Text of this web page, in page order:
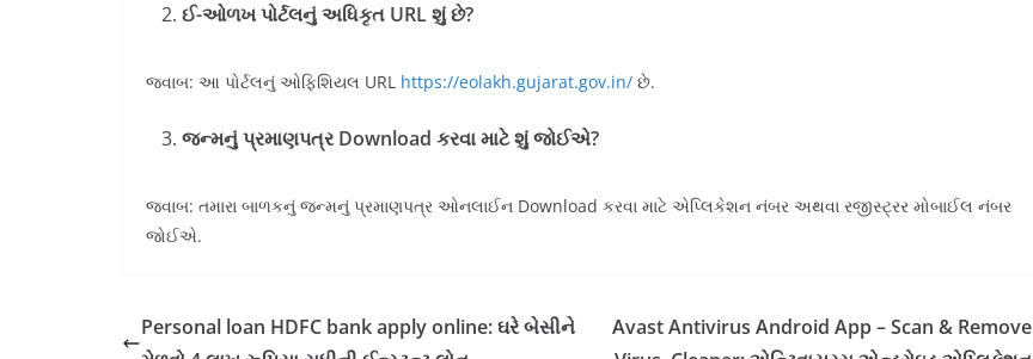
ઈ-ઓળખ પોર્ટલનું અધિકૃત URL શું છે?
જવાબ: આ પોર્ટલનું ઓફિશિયલ URL https://eolakh.gujarat.gov.in/ છે.
જન્મનું પ્રમાણપત્ર Download કરવા માટે શું જોઈએ?
જવાબ: તમારા બાળકનું જન્મનું પ્રમાણપત્ર ઓનલાઈન Download કરવા માટે એપ્લિકેશન નંબર અથવા રજીસ્ટ્રર મોબાઈલ નંબર
જોઈએ.
Personal loan HDFC bank apply online: ઘરે બેસીને
Avast Antivirus Android App – Scan & Remove